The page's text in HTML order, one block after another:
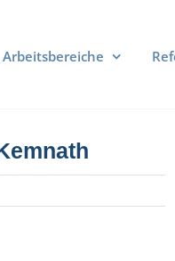
Arbeitsbereiche